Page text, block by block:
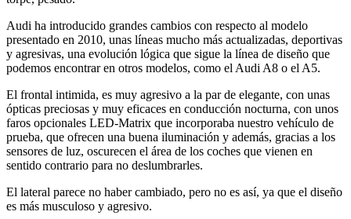
Audi ha introducido grandes cambios con respecto al modelo
presentado en 2010, unas líneas mucho más actualizadas, deportivas
y agresivas, una evolución lógica que sigue la línea de diseño que
podemos encontrar en otros modelos, como el Audi A8 o el A5.
El frontal intimida, es muy agresivo a la par de elegante, con unas
ópticas preciosas y muy eficaces en conducción nocturna, con unos
faros opcionales LED-Matrix que incorporaba nuestro vehículo de
prueba, que ofrecen una buena iluminación y además, gracias a los
sensores de luz, oscurecen el área de los coches que vienen en
sentido contrario para no deslumbrarles.
El lateral parece no haber cambiado, pero no es así, ya que el diseño
es más musculoso y agresivo.